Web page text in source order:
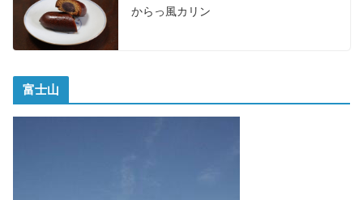
からっ風カリン
富士山